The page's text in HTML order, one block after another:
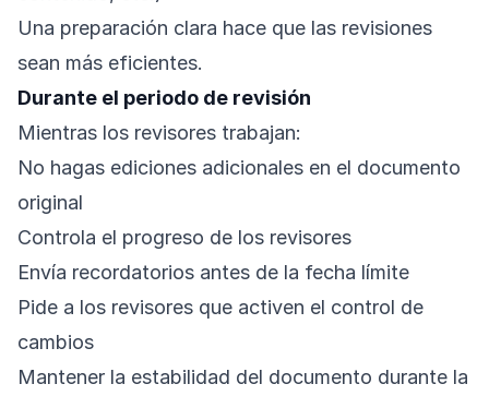
Una preparación clara hace que las revisiones
sean más eficientes.
Durante el periodo de revisión
Mientras los revisores trabajan:
No hagas ediciones adicionales en el documento
original
Controla el progreso de los revisores
Envía recordatorios antes de la fecha límite
Pide a los revisores que activen el control de
cambios
Mantener la estabilidad del documento durante la